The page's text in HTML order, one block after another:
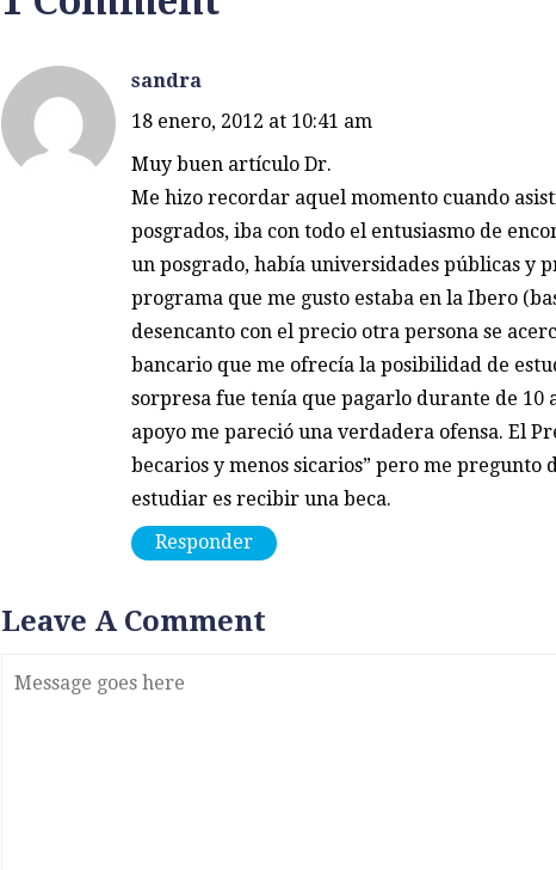
sandra
18 enero, 2012 at 10:41 am
Muy buen artículo Dr.
Me hizo recordar aquel momento cuando
posgrados, iba con todo el entusiasmo de
un posgrado, había universidades públicas y
programa que me gusto estaba en la Ibero
desencanto con el precio otra persona se
bancario que me ofrecía la posibilidad de
sorpresa fue tenía que pagarlo durante de 10
apoyo me pareció una verdadera ofensa. El
becarios y menos sicarios” pero me pregunto
estudiar es recibir una beca.
Responder
Leave A Comment